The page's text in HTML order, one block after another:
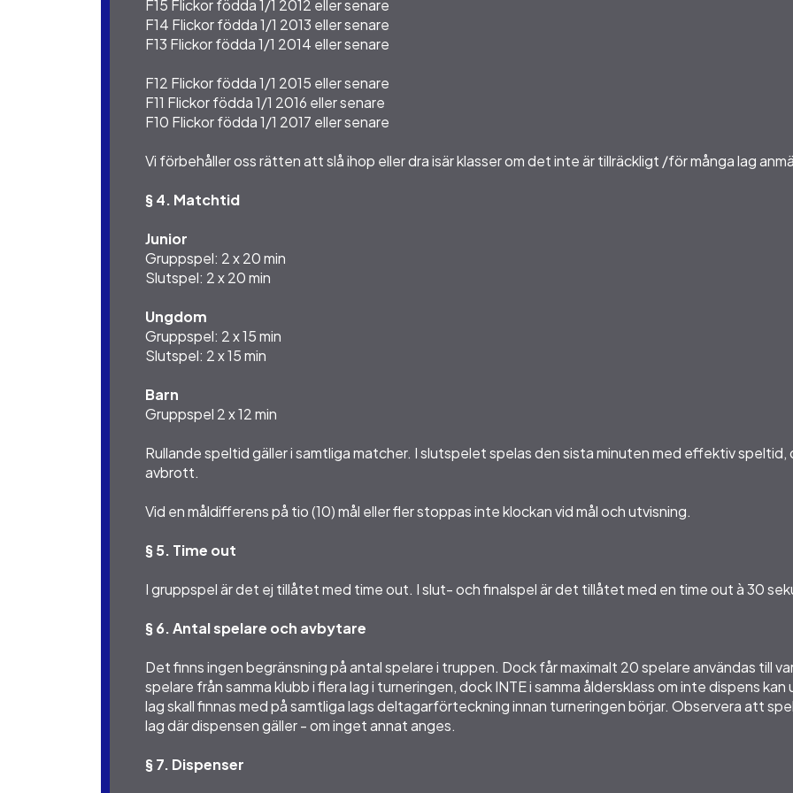
F15 Flickor födda 1/1 2012 eller senare
F14 Flickor födda 1/1 2013 eller senare
F13 Flickor födda 1/1 2014 eller senare
F12 Flickor födda 1/1 2015 eller senare
F11 Flickor födda 1/1 2016 eller senare
F10 Flickor födda 1/1 2017 eller senare
Vi förbehåller oss rätten att slå ihop eller dra isär klasser om det inte är tillräckligt /för många lag
§ 4. Matchtid
Junior
Gruppspel: 2 x 20 min
Slutspel: 2 x 20 min
Ungdom
Gruppspel: 2 x 15 min
Slutspel: 2 x 15 min
Barn
Gruppspel 2 x 12 min
Rullande speltid gäller i samtliga matcher. I slutspelet spelas den sista minuten med effektiv
avbrott.
Vid en måldifferens på tio (10) mål eller fler stoppas inte klockan vid mål och utvisning.
§ 5. Time out
I gruppspel är det ej tillåtet med time out. I slut- och finalspel är det tillåtet med en time out à 30
§ 6. Antal spelare och avbytare
Det finns ingen begränsning på antal spelare i truppen. Dock får maximalt 20 spelare användas till
spelare från samma klubb i flera lag i turneringen, dock INTE i samma åldersklass om inte dispens
lag skall finnas med på samtliga lags deltagarförteckning innan turneringen börjar. Observera att
lag där dispensen gäller - om inget annat anges.
§ 7. Dispenser